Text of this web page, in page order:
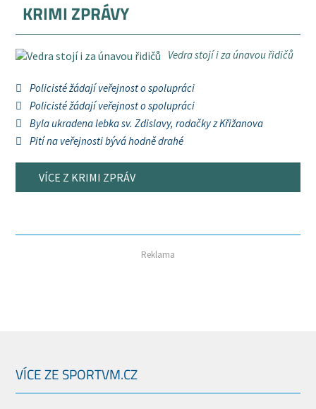
KRIMI ZPRÁVY
Vedra stojí i za únavou řidičů
Policisté žádají veřejnost o spolupráci
Policisté žádají veřejnost o spolupráci
Byla ukradena lebka sv. Zdislavy, rodačky z Křižanova
Pití na veřejnosti bývá hodně drahé
VÍCE Z KRIMI ZPRÁV
Reklama
VÍCE ZE SPORTVM.CZ